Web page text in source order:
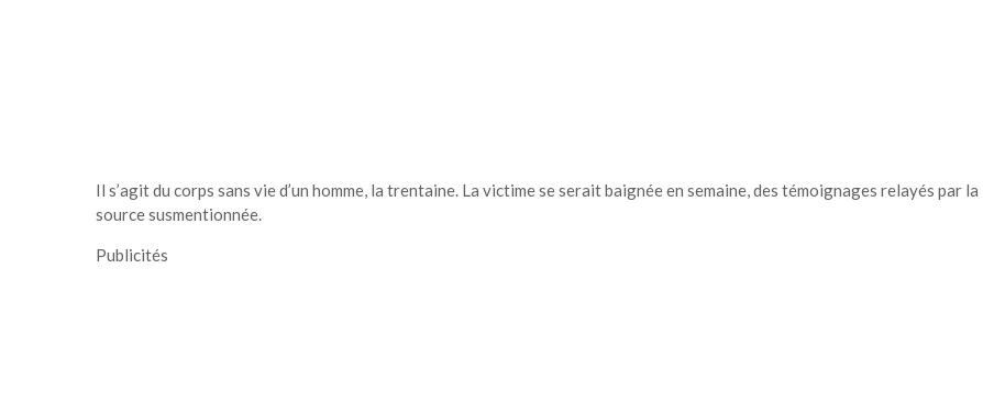
Il s’agit du corps sans vie d’un homme, la trentaine. La victime se serait baignée en semaine, des témoignages relayés par la
source susmentionnée.
Publicités